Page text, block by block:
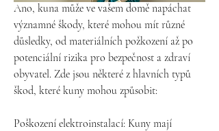
Ano, kuna může ve vašem domě napáchat
významné škody, které mohou mít různé
důsledky, od materiálních požkození až po
potenciální rizika pro bezpečnost a zdraví
obyvatel. Zde jsou některé z hlavních typů
škod, které kuny mohou způsobit:
Poškození elektroinstalací: Kuny mají